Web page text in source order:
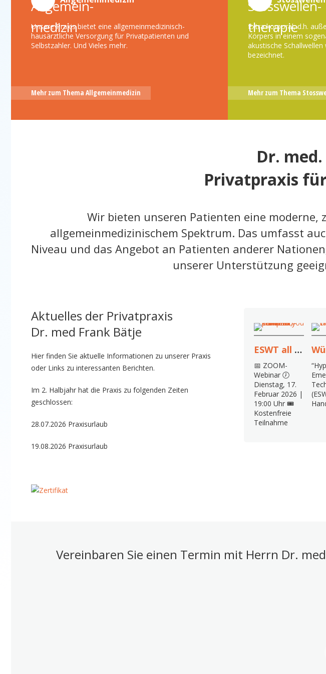
Unsere Praxis bietet eine allgemeinmedizinisch-
hausärztliche Versorgung für Privatpatienten und
Selbstzahler. Und Vieles mehr.
Mehr zum Thema Allgemeinmedizin
Unsere Leistungen
Sprechstunden
Aktuelles
Extra korporal, d.h.
Körpers in einem
akustische
bezeichnet.
Mehr zum Thema
Unser Team
Kontakt
Dr.
Privatpraxis
Wir bieten unseren Patienten eine
allgemeinmedizinischem Spektrum. Das umfasst
Niveau und das Angebot an Patienten anderer
unserer Unterstützung
Aktuelles der Privatpraxis
Dr. med Frank Bätje
Hier finden Sie aktuelle Informationen zu unserer Praxis
oder Links zu interessanten Berichten.
Im 2. Halbjahr hat die Praxis zu folgenden Zeiten
geschlossen:
28.07.2026 Praxisurlaub
19.08.2026 Praxisurlaub
ESWT all you can treat – kompakt, praxisnah, auf den Punkt.
📅 ZOOM-
Webinar 🕖
Dienstag, 17.
Februar 2026 |
19:00 Uhr 🎟️
Kostenfreie
Teilnahme
Vereinbaren Sie einen Termin mit Herrn Dr.